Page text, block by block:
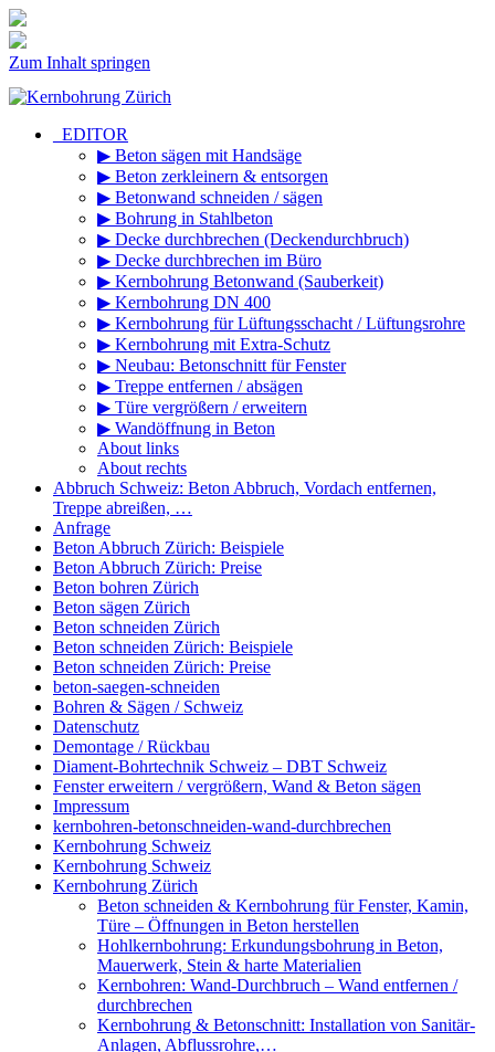
Zum Inhalt springen
_EDITOR
▶ Beton sägen mit Handsäge
▶ Beton zerkleinern & entsorgen
▶ Betonwand schneiden / sägen
▶ Bohrung in Stahlbeton
▶ Decke durchbrechen (Deckendurchbruch)
▶ Decke durchbrechen im Büro
▶ Kernbohrung Betonwand (Sauberkeit)
▶ Kernbohrung DN 400
▶ Kernbohrung für Lüftungsschacht / Lüftungsrohre
▶ Kernbohrung mit Extra-Schutz
▶ Neubau: Betonschnitt für Fenster
▶ Treppe entfernen / absägen
▶ Türe vergrößern / erweitern
▶ Wandöffnung in Beton
About links
About rechts
Abbruch Schweiz: Beton Abbruch, Vordach entfernen,
Treppe abreißen, …
Anfrage
Beton Abbruch Zürich: Beispiele
Beton Abbruch Zürich: Preise
Beton bohren Zürich
Beton sägen Zürich
Beton schneiden Zürich
Beton schneiden Zürich: Beispiele
Beton schneiden Zürich: Preise
beton-saegen-schneiden
Bohren & Sägen / Schweiz
Datenschutz
Demontage / Rückbau
Diament-Bohrtechnik Schweiz – DBT Schweiz
Fenster erweitern / vergrößern, Wand & Beton sägen
Impressum
kernbohren-betonschneiden-wand-durchbrechen
Kernbohrung Schweiz
Kernbohrung Schweiz
Kernbohrung Zürich
Beton schneiden & Kernbohrung für Fenster, Kamin,
Türe – Öffnungen in Beton herstellen
Hohlkernbohrung: Erkundungsbohrung in Beton,
Mauerwerk, Stein & harte Materialien
Kernbohren: Wand-Durchbruch – Wand entfernen /
durchbrechen
Kernbohrung & Betonschnitt: Installation von Sanitär-
Anlagen, Abflussrohre,…